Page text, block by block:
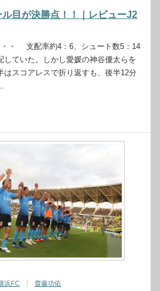
目が決勝点！！｜レビューJ2
・・ 支配率約4：6、シュート数5：14
していた。しかし愛媛の神谷優太らを
はスコアレスで折り返すも、後半12分
浜FC 齋藤功佑